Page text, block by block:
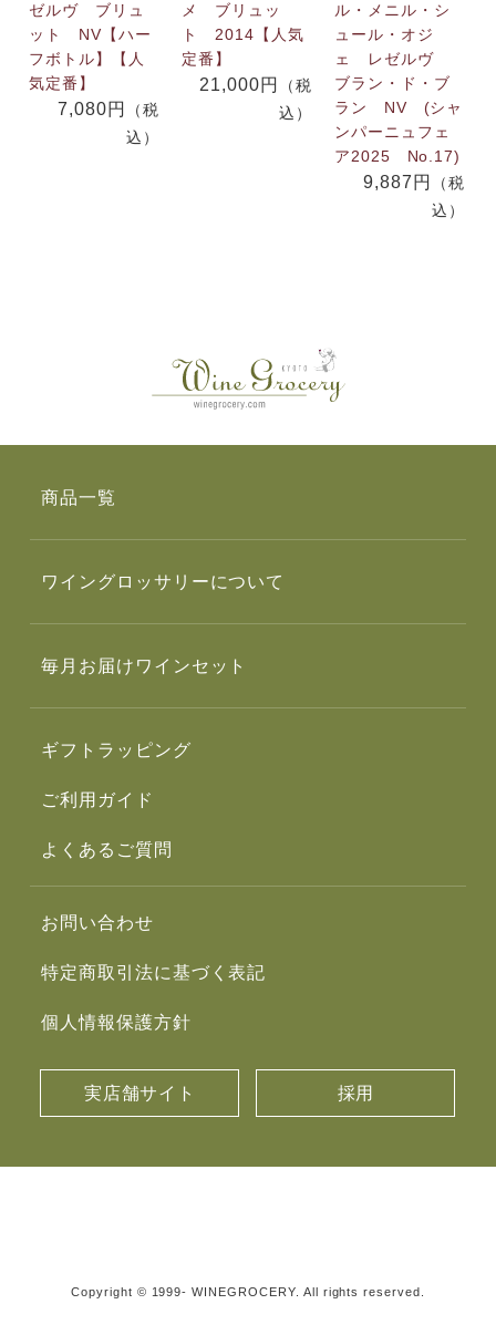
ゼルヴ ブリュ
ット NV【ハー
フボトル】【人
気定番】
7,080円
（税
込）
メ ブリュッ
ト 2014【人気
定番】
21,000円
（税
込）
ル・メニル・シ
ュール・オジ
ェ レゼルヴ
ブラン・ド・ブ
ラン NV (シャ
ンパーニュフェ
ア2025 No.17)
9,887円
（税
込）
商品一覧
ワイングロッサリーについて
毎月お届けワインセット
ギフトラッピング
ご利用ガイド
よくあるご質問
お問い合わせ
特定商取引法に基づく表記
個人情報保護方針
実店舗サイト 採用
Copyright © 1999- WINEGROCERY. All rights reserved.